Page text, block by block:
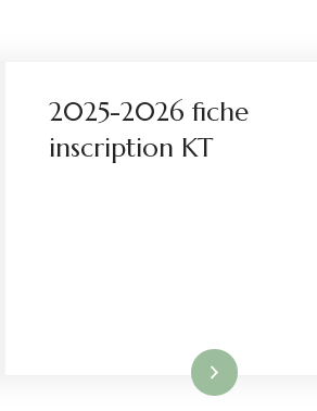
2025-2026 fiche
inscription KT
Lire la suite